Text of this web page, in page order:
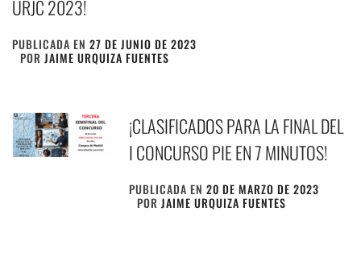
URJC 2023!
PUBLICADA EN 27 DE JUNIO DE 2023
POR JAIME URQUIZA FUENTES
¡CLASIFICADOS PARA LA FINAL DEL
I CONCURSO PIE EN 7 MINUTOS!
PUBLICADA EN20 DE MARZO DE 2023
PORJAIME URQUIZA FUENTES